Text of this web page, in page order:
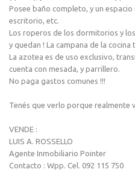
Posee baño completo, y un
escritorio, etc.
Los roperos de los dormitorios y
y quedan ! La campana de la cocina
La azotea es de uso exclusivo,
cuenta con mesada, y parrillero.
No paga gastos comunes !!!
Tenés que verlo porque realmente
VENDE :
LUIS A. ROSSELLO
Agente Inmobiliario Pointer
Contacto : Wpp. Cel. 092 115 750